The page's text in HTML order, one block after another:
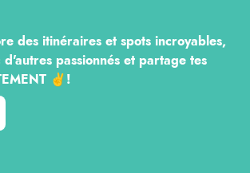
des itinéraires et spots incroyables,
passionnés et partage tes
✌️!